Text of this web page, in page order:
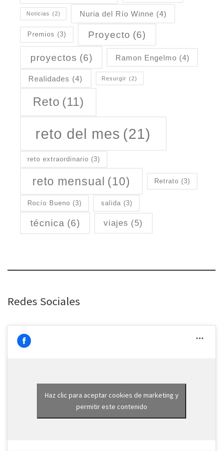
Noticias (2) Nuria del Río Winne (4)
Premios (3) Proyecto (6)
proyectos (6) Ramon Engelmo (4)
Realidades (4) Resurgir (2)
Reto (11)
reto del mes (21)
reto extraordinario (3)
reto mensual (10) Retrato (3)
Rocío Bueno (3) salida (3)
técnica (6) viajes (5)
Redes Sociales
Haz clic para aceptar cookies de marketing y
permitir este contenido